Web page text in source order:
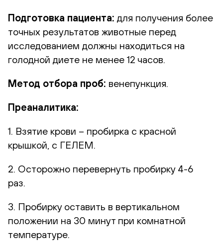
Подготовка пациента: для получения более
точных результатов животные перед
исследованием должны находиться на
голодной диете не менее 12 часов.
Метод отбора проб: венепункция.
Преаналитика:
1. Взятие крови – пробирка с красной
крышкой, с ГЕЛЕМ.
2. Осторожно перевернуть пробирку 4-6
раз.
3. Пробирку оставить в вертикальном
положении на 30 минут при комнатной
температуре.